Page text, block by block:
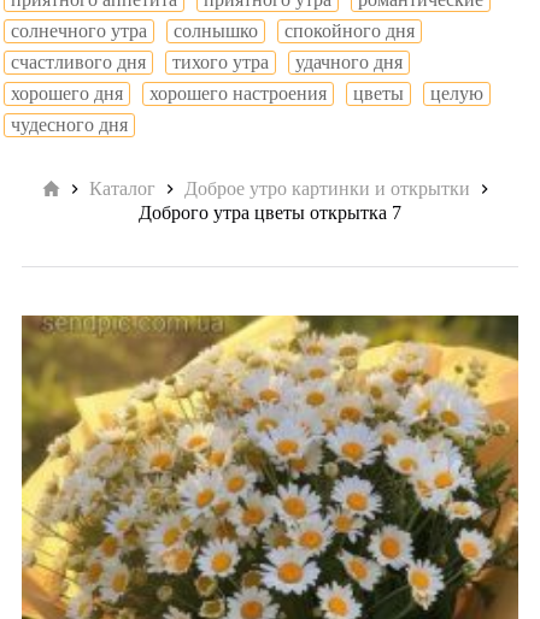
солнечного утра
солнышко
спокойного дня
счастливого дня
тихого утра
удачного дня
хорошего дня
хорошего настроения цветы
целую
чудесного дня
ГлавнаяКаталог
Доброе утро картинки и открытки
Доброго утра цветы открытка 7